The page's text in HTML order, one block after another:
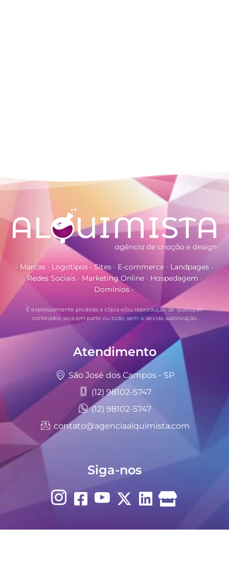
· Marcas · Logotipos · Sites · E-commerce · Landpages ·
Redes Sociais · Marketing Online · Hospedagem ·
Domínios ·
É expressamente proibida a cópia e/ou reprodução de quaisquer
conteúdos, seja em parte ou todo, sem a devida autorização.
Atendimento
São José dos Campos - SP
(12) 98102-5747
(12) 98102-5747
contato@agenciaalquimista.com
Siga-nos